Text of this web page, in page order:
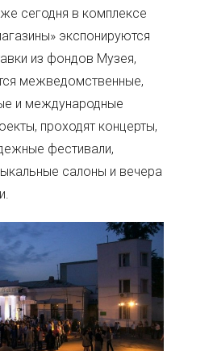
сегодня в комплексе
экспонируются
из фондов Музея,
межведомственные,
и международные
проходят концерты,
фестивали,
салоны и вечера